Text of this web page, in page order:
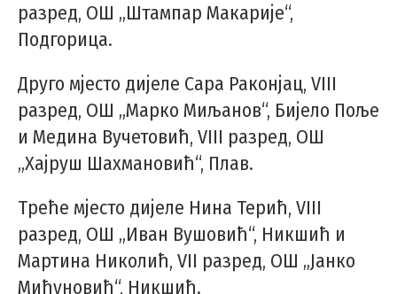
разред, ОШ „Штампар Макарије“,
Подгорица.
Друго мјесто дијеле Сара Раконјац, VIII
разред, ОШ „Марко Миљанов“, Бијело Поље
и Медина Вучетовић, VIII разред, ОШ
„Хајруш Шахмановић“, Плав.
Треће мјесто дијеле Нина Терић, VIII
разред, ОШ „Иван Вушовић“, Никшић и
Мартина Николић, VII разред, ОШ „Јанко
Мићуновић“, Никшић.